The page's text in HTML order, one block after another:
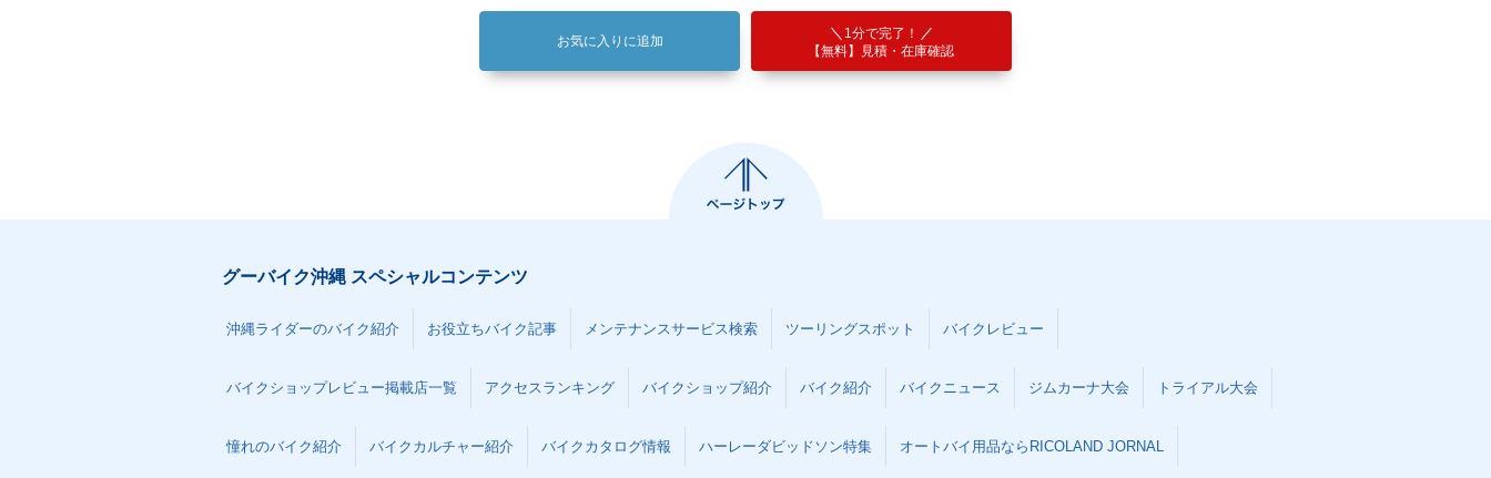
お気に入りに追加
1分で完了！
【無料】見積・在庫確認
グーバイク沖縄 スペシャルコンテンツ
沖縄ライダーのバイク紹介 お役立ちバイク記事 メンテナンスサービス検索 ツーリングスポット バイクレビュー
バイクショップレビュー掲載店一覧 アクセスランキング バイクショップ紹介 バイク紹介 バイクニュース ジムカーナ大会 トライアル大会
憧れのバイク紹介 バイクカルチャー紹介 バイクカタログ情報 ハーレーダビッドソン特集 オートバイ用品ならRICOLAND JORNAL